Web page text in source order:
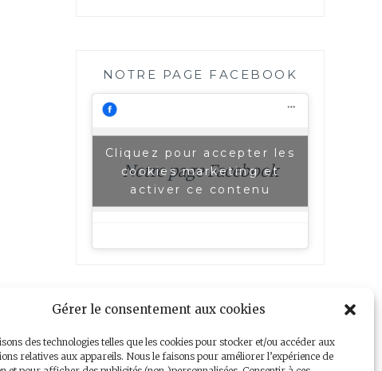
Gérer le consentement aux cookies
des technologies telles que les cookies pour stocker et/ou accéder aux
relatives aux appareils. Nous le faisons pour améliorer l’expérience de
NOTRE PAGE FACEBOOK
Notre page Facebook
Cliquez pour accepter les
cookies marketing et
activer ce contenu